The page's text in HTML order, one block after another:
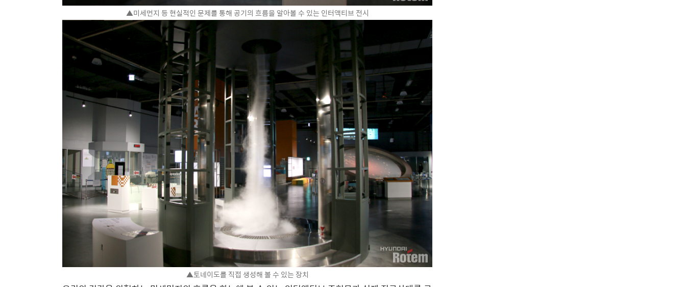
▲미세먼지 등 현실적인 문제를 통해 공기의 흐름을 알아볼 수 있는 인터액티브 전시
▲토네이도를 직접 생성해 볼 수 있는 장치